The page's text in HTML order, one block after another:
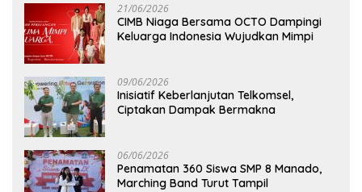
21/06/2026
CIMB Niaga Bersama OCTO Dampingi
Keluarga Indonesia Wujudkan Mimpi
09/06/2026
Inisiatif Keberlanjutan Telkomsel,
Ciptakan Dampak Bermakna
06/06/2026
Penamatan 360 Siswa SMP 8 Manado,
Marching Band Turut Tampil